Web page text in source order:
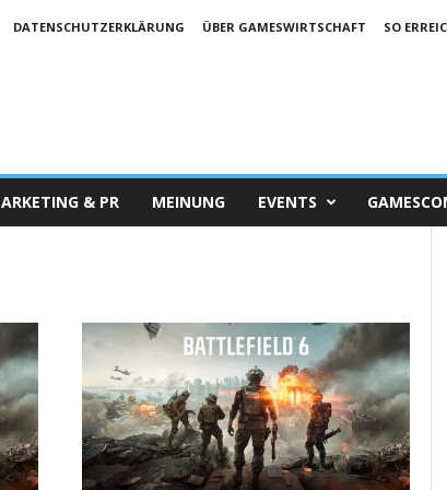
DATENSCHUTZERKLÄRUNG ÜBER GAMESWIRTSCHAFT SO
& PR MEINUNG EVENTS